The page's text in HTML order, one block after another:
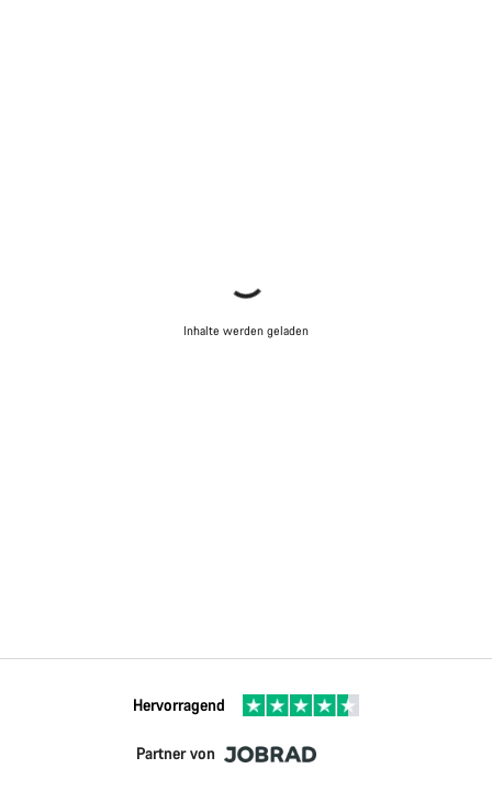
Inhalte werden geladen
Hervorragend
Partner von